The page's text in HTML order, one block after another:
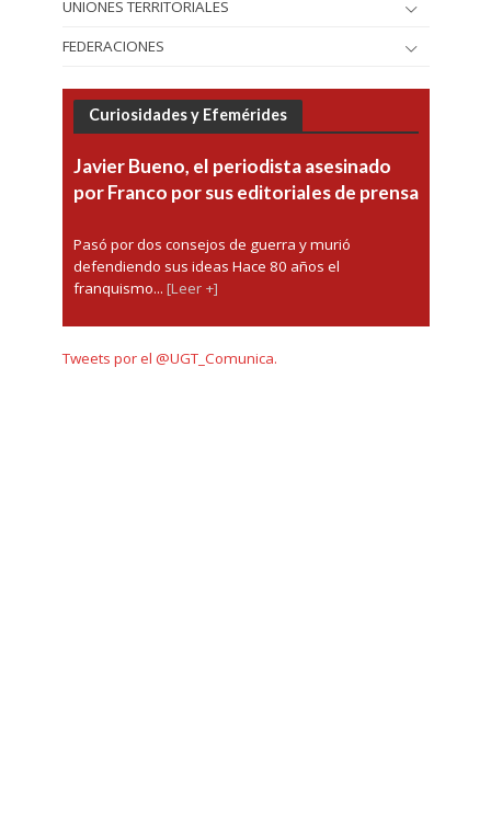
UNIONES TERRITORIALES
FEDERACIONES
Curiosidades y Efemérides
Javier Bueno, el periodista asesinado
por Franco por sus editoriales de prensa
Pasó por dos consejos de guerra y murió
defendiendo sus ideas Hace 80 años el
franquismo... [Leer +]
Tweets por el @UGT_Comunica.